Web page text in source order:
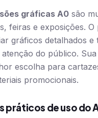
gráficas A0 são
feiras e exposições. O
gráficos detalhados e
do público.
escolha para
promocionais.
práticos de uso do